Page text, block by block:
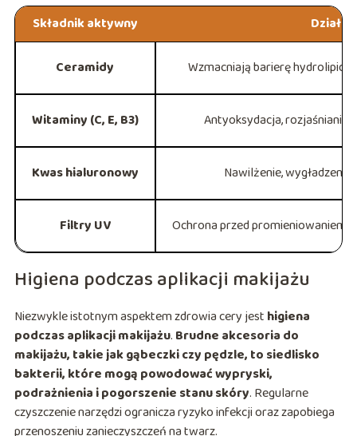
Składnik aktywny
Ceramidy Wzmacniają barierę
Witaminy (C, E, B3) Antyoksydacja,
Kwas hialuronowy Nawilżenie,
Filtry UV Ochrona przed promieniowaniem
Higiena podczas aplikacji makijażu
Niezwykle istotnym aspektem zdrowia cery jest higiena
podczas aplikacji makijażu. Brudne akcesoria do
makijażu, takie jak gąbeczki czy pędzle, to siedlisko
bakterii, które mogą powodować wypryski,
podrażnienia i pogorszenie stanu skóry. Regularne
czyszczenie narzędzi ogranicza ryzyko infekcji oraz zapobiega
przenoszeniu zanieczyszczeń na twarz.